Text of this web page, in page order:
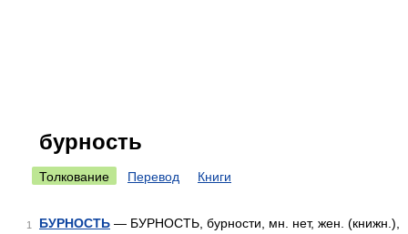
бурность
Толкование Перевод Книги
1 БУРНОСТЬ — БУРНОСТЬ, бурности, мн. нет, жен. (книжн.),